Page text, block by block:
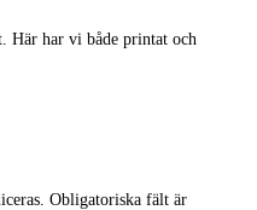
Här har vi både printat och
Obligatoriska fält är